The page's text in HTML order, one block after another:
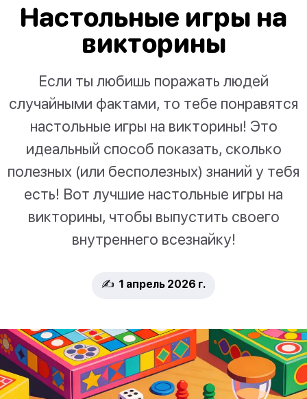
Настольные игры на
викторины
Если ты любишь поражать людей
случайными фактами, то тебе понравятся
настольные игры на викторины! Это
идеальный способ показать, сколько
полезных (или бесполезных) знаний у тебя
есть! Вот лучшие настольные игры на
викторины, чтобы выпустить своего
внутреннего всезнайку!
✍️ 1 апрель 2026 г.